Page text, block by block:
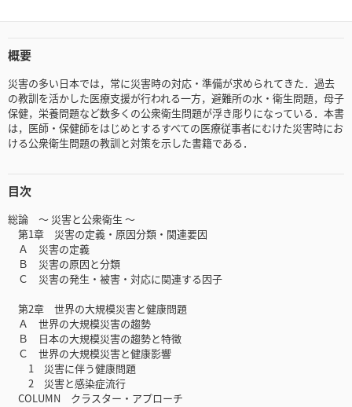
概要
災害の多い日本では，常に災害時の対応・準備が求められてきた．過去
の教訓を活かした医療支援が行われる一方，避難所の水・衛生問題，母子
保健，栄養問題など数多くの公衆衛生問題が浮き彫りになっている．本書
は，医師・保健師をはじめとするすべての医療従事者にむけた災害時にお
ける公衆衛生問題の教訓と対策を示した書籍である．
目次
総論 〜 災害と公衆衛生 〜
第1章 災害の定義・原因分類・関連要因
Ａ 災害の定義
Ｂ 災害の原因と分類
Ｃ 災害の発生・被害・対応に関連する因子
第2章 世界の大規模災害と健康問題
Ａ 世界の大規模災害の趨勢
Ｂ 日本の大規模災害の趨勢と特徴
Ｃ 世界の大規模災害と健康影響
1 災害に伴う健康問題
2 災害と感染症流行
COLUMN クラスター・アプローチ